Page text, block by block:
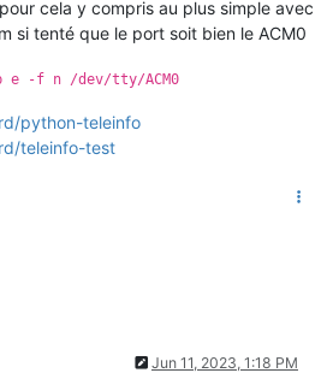
cela y compris au plus simple avec
si tenté que le port soit bien le ACM0
e -f n /dev/tty/ACM0
python-teleinfo
teleinfo-test
Jun 11, 2023, 1:18 PM